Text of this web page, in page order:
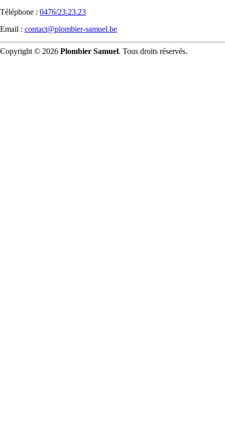
Téléphone : 0476/23.23.23
Email : contact@plombier-samuel.be
Copyright © 2026 Plombier Samuel. Tous droits réservés.